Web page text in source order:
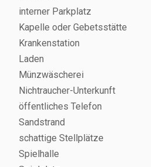
interner Parkplatz
Kapelle oder Gebetsstätte
Krankenstation
Laden
Münzwäscherei
Nichtraucher-Unterkunft
öffentliches Telefon
Sandstrand
schattige Stellplätze
Spielhalle